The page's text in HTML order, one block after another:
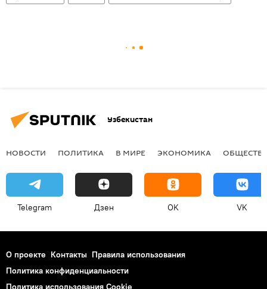
Узбекистан
НОВОСТИ ПОЛИТИКА В МИРЕ ЭКОНОМИКА
Telegram Дзен OK VK
О проекте Контакты Правила использования
Политика конфиденциальности
Политика использования Cookie